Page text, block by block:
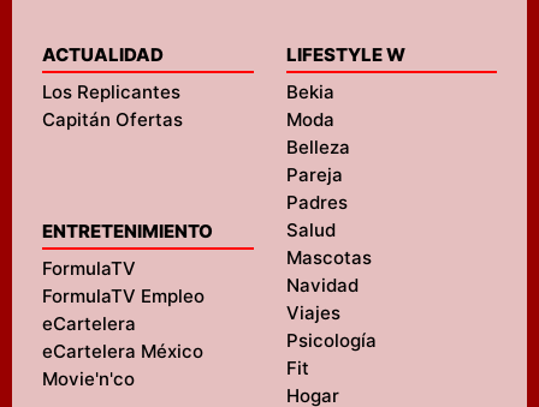
ACTUALIDAD
Los Replicantes
Capitán Ofertas
ENTRETENIMIENTO
FormulaTV
FormulaTV Empleo
eCartelera
eCartelera México
Movie'n'co
LIFESTYLE W
Bekia
Moda
Belleza
Pareja
Padres
Salud
Mascotas
Navidad
Viajes
Psicología
Fit
Hogar